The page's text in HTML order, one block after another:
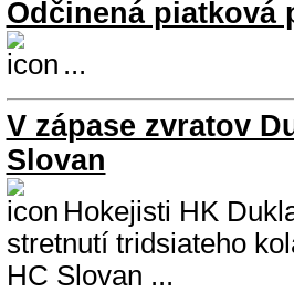
Odčinená piatková
...
V zápase zvratov
Slovan
Hokejisti HK
stretnutí tridsiateho
HC Slovan ...